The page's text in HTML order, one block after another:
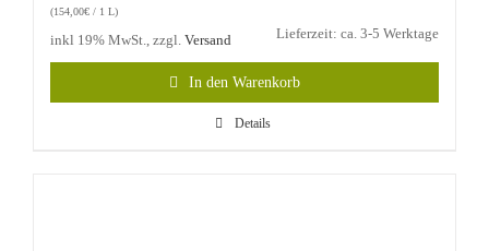
(154,00€ / 1 L)
inkl 19% MwSt., zzgl. Versand Lieferzeit: ca. 3-5 Werktage
In den Warenkorb
Details